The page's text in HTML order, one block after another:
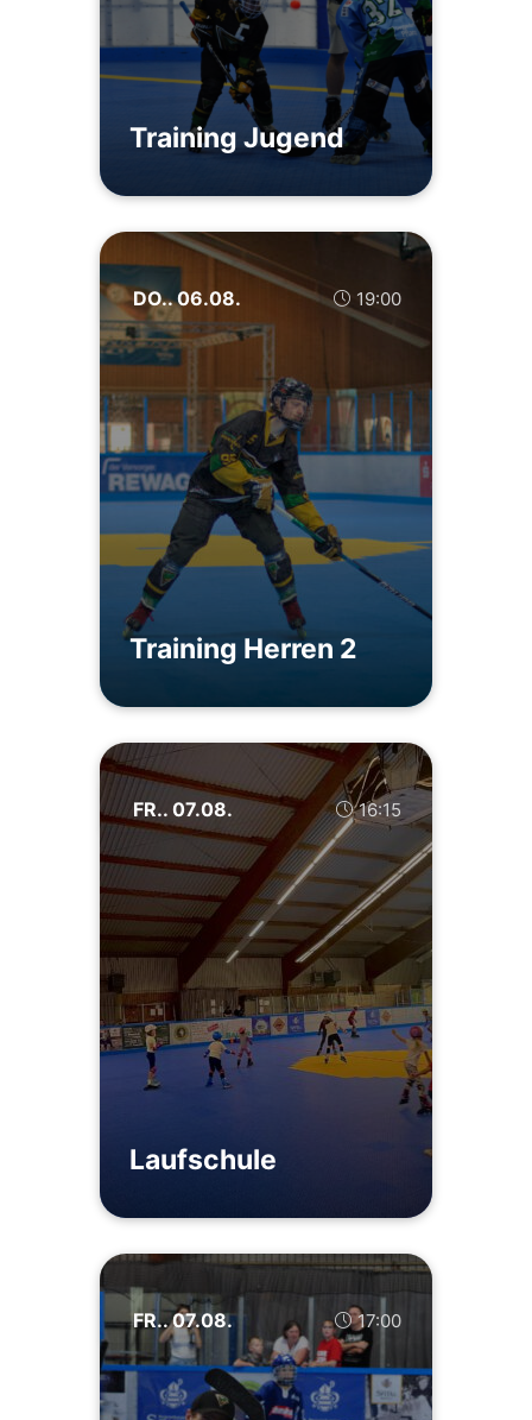
Training Jugend
DO.. 06.08. 19:00
Training Herren 2
FR.. 07.08. 16:15
Laufschule
FR.. 07.08. 17:00